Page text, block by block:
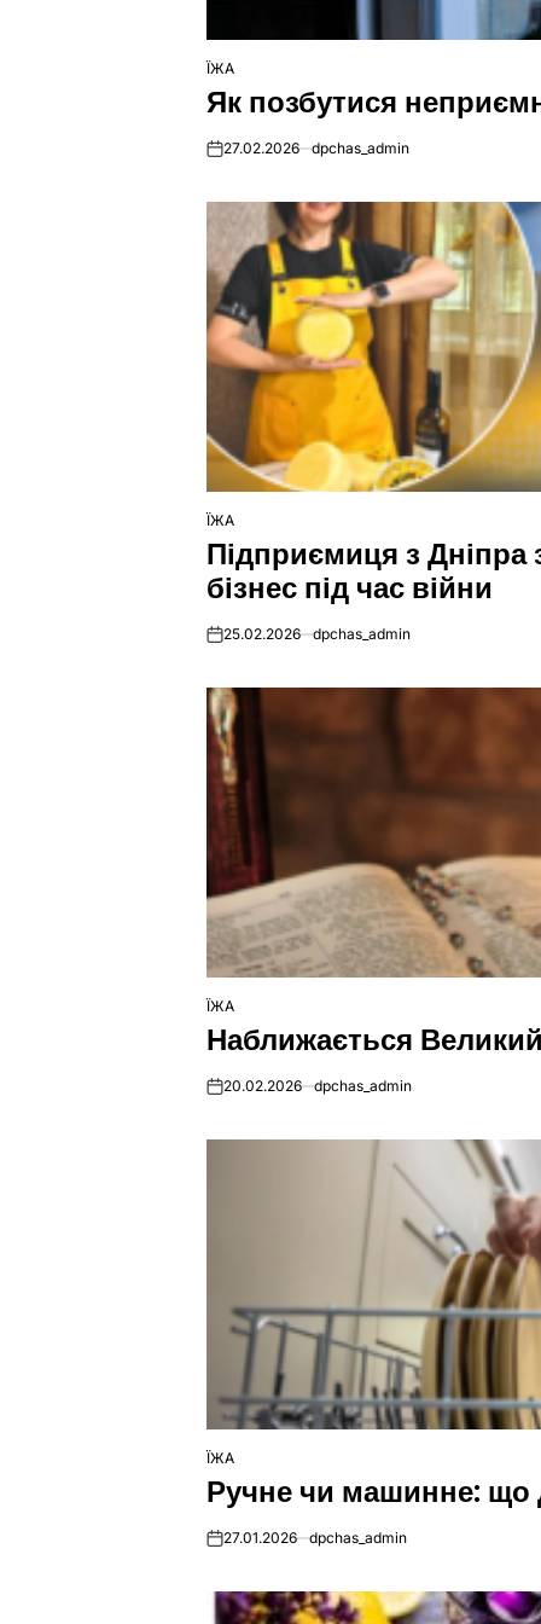
ОПУБЛІКУВАТИ
У
ЇЖА
Як позбутися
on27.02.2026 dpchas_admin
ОПУБЛІКУВАТИ
У
ЇЖА
Підприємиця з
бізнес під час війни
on25.02.2026 dpchas_admin
ОПУБЛІКУВАТИ
У
ЇЖА
Наближається
on20.02.2026 dpchas_admin
ОПУБЛІКУВАТИ
У
ЇЖА
Ручне чи машинне: що
on27.01.2026 dpchas_admin